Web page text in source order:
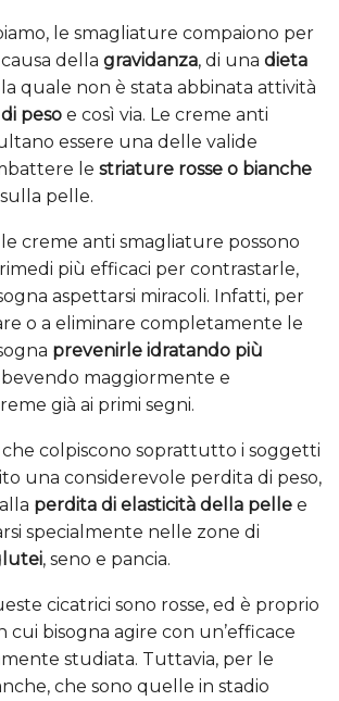
le smagliature compaiono per
della gravidanza, di una dieta
quale non è stata abbinata attività
peso e così via. Le creme anti
essere una delle valide
le striature rosse o bianche
pelle.
creme anti smagliature possono
più efficaci per contrastarle,
aspettarsi miracoli. Infatti, per
o a eliminare completamente le
prevenirle idratando più
bevendo maggiormente e
già ai primi segni.
colpiscono soprattutto i soggetti
una considerevole perdita di peso,
perdita di elasticità della pelle e
specialmente nelle zone di
, seno e pancia.
cicatrici sono rosse, ed è proprio
cui bisogna agire con un’efficace
studiata. Tuttavia, per le
che sono quelle in stadio